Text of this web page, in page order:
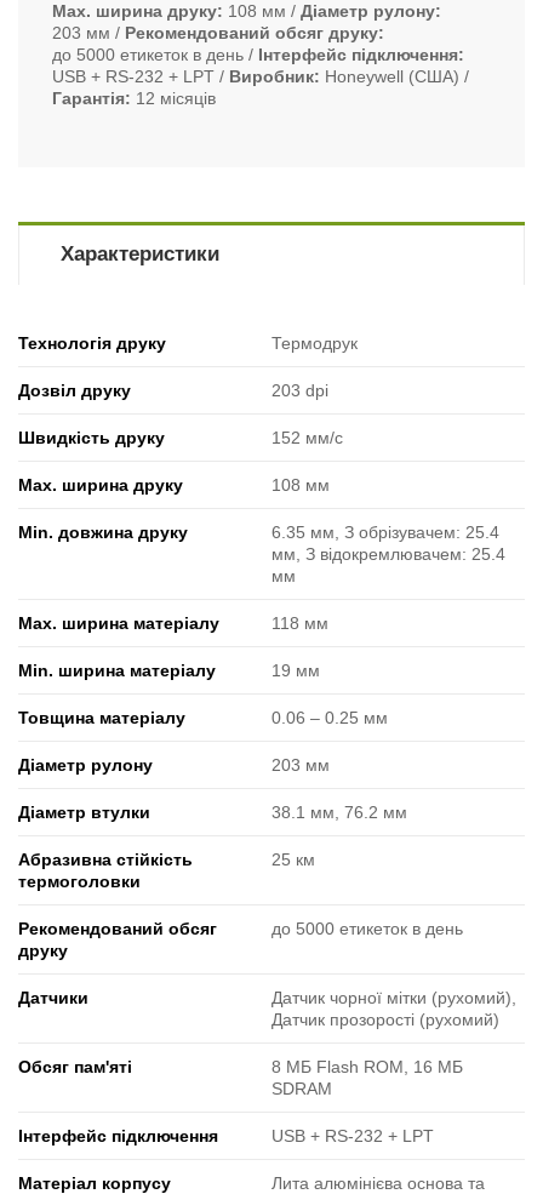
Max. ширина друку
108 мм
Діаметр рулону
203 мм
Рекомендований обсяг друку
до 5000 етикеток в день
Інтерфейс підключення
USB + RS-232 + LPT
Виробник
Honeywell (США)
Гарантія
12 місяців
Характеристики
Технологія друку Термодрук
Дозвіл друку 203 dpi
Швидкість друку 152 мм/с
Max. ширина друку 108 мм
Min. довжина друку
6.35 мм, З обрізувачем: 25.4
мм, З відокремлювачем: 25.4
мм
Max. ширина матеріалу 118 мм
Min. ширина матеріалу 19 мм
Товщина матеріалу 0.06 ‒ 0.25 мм
Діаметр рулону 203 мм
Діаметр втулки 38.1 мм, 76.2 мм
Абразивна стійкість
термоголовки
25 км
Рекомендований обсяг
друку
до 5000 етикеток в день
Датчики
Датчик чорної мітки (рухомий),
Датчик прозорості (рухомий)
Обсяг пам'яті
8 МБ Flash ROM, 16 МБ
SDRAM
Інтерфейс підключення USB + RS-232 + LPT
Матеріал корпусу
Лита алюмінієва основа та